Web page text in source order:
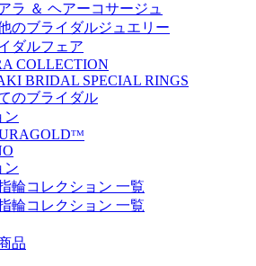
ラ ＆ ヘアーコサージュ
のブライダルジュエリー
ダルフェア
COLLECTION
BRIDAL SPECIAL RINGS
のブライダル
ン
ン
輪コレクション 一覧
輪コレクション 一覧
品